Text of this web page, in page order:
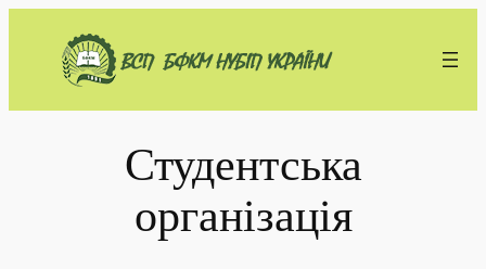
вмісту
Студентська
організація